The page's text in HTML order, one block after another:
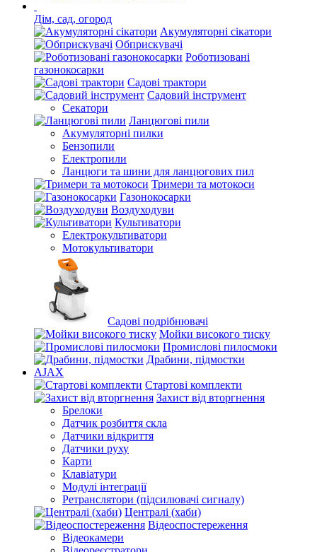
Дім, сад, огород
Акумуляторні сікатори
Обприскувачі
Роботизовані
газонокосарки
Садові трактори
Садовий інструмент
Секатори
Ланцюгові пили
Акумуляторні пилки
Бензопили
Електропили
Ланцюги та шини для ланцюгових пил
Тримери та мотокоси
Газонокосарки
Воздуходуви
Культиватори
Електрокультиватори
Мотокультиватори
Садові подрібнювачі
Мойки високого тиску
Промислові пилосмоки
Драбини, підмостки
AJAX
Стартові комплекти
Захист від вторгнення
Брелоки
Датчик розбиття скла
Датчики відкриття
Датчики руху
Карти
Клавіатури
Модулі інтеграції
Ретранслятори (підсилювачі сигналу)
Централі (хаби)
Відеоспостереження
Відеокамери